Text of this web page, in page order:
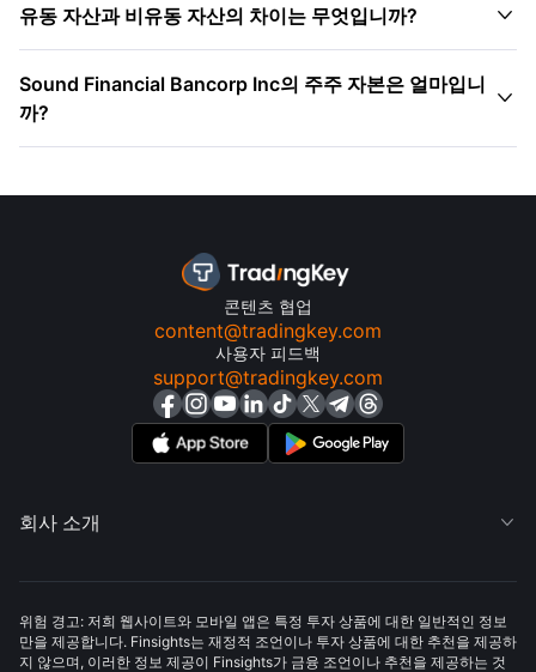
유동 자산과 비유동 자산의 차이는 무엇입니까? 
Sound Financial Bancorp Inc의 주주 자본은 얼마입니
까?

콘텐츠 협업
content@tradingkey.com
사용자 피드백
support@tradingkey.com
회사 소개 
위험 경고: 저희 웹사이트와 모바일 앱은 특정 투자 상품에 대한 일반적인 정보
만을 제공합니다. Finsights는 재정적 조언이나 투자 상품에 대한 추천을 제공하
지 않으며, 이러한 정보 제공이 Finsights가 금융 조언이나 추천을 제공하는 것